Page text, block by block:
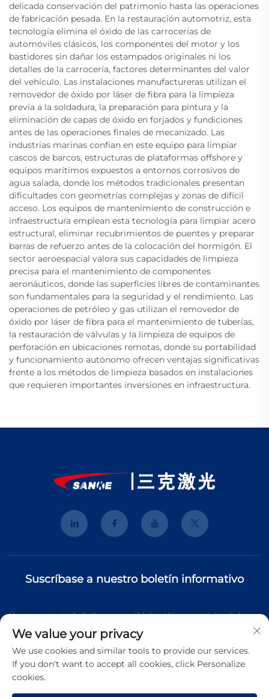
delicada conservación del patrimonio hasta las operaciones
de fabricación pesada. En la restauración automotriz, esta
tecnología elimina el óxido de las carrocerías de
automóviles clásicos, los componentes del motor y los
bastidores sin dañar los estampados originales ni los
detalles de la carrocería, factores determinantes del valor
del vehículo. Las instalaciones manufactureras utilizan el
removedor de óxido por láser de fibra para la limpieza
previa a la soldadura, la preparación para pintura y la
eliminación de capas de óxido en forjados y fundiciones
antes de las operaciones finales de mecanizado. Las
industrias marinas confían en este equipo para limpiar
cascos de barcos, estructuras de plataformas offshore y
equipos marítimos expuestos a entornos corrosivos de
agua salada, donde los métodos tradicionales presentan
dificultades con geometrías complejas y zonas de difícil
acceso. Los equipos de mantenimiento de construcción e
infraestructura emplean esta tecnología para limpiar acero
estructural, eliminar recubrimientos de puentes y preparar
barras de refuerzo antes de la colocación del hormigón. El
sector aeroespacial valora sus capacidades de limpieza
precisa para el mantenimiento de componentes
aeronáuticos, donde las superficies libres de contaminantes
son fundamentales para la seguridad y el rendimiento. Las
operaciones de petróleo y gas utilizan el removedor de
óxido por láser de fibra para el mantenimiento de tuberías,
la restauración de válvulas y la limpieza de equipos de
perforación en ubicaciones remotas, donde su portabilidad
y funcionamiento autónomo ofrecen ventajas significativas
frente a los métodos de limpieza basados en instalaciones
que requieren importantes inversiones en infraestructura.
Suscríbase a nuestro boletín informativo
Únete a nuestro boletín para recibir las últimas noticias de la
industria, actualizaciones y perspectivas de nuestro equipo.
We value your privacy
We use cookies and similar tools to provide our services.
If you don't want to accept all cookies, click Personalize
cookies.